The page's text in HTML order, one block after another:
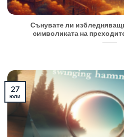
Сънувате ли
символиката на
27
юли